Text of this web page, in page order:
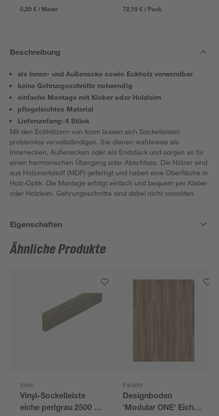
5,20 € / Meter
72,19 € / Pack
Beschreibung
als Innen- und Außenecke sowie Eckholz verwendbar
keine Gehrungsschnitte notwendig
einfache Montage mit Kleber oder Holzleim
pflegeleichtes Material
Lieferumfang: 4 Stück
Mit den Eckhölzern von toom lassen sich Sockelleisten
problemlos vervollständigen. Sie dienen wahlweise als
Innenecken, Außenecken oder als Endstück und sorgen so für
einen harmonischen Übergang oder Abschluss. Die Hölzer sind
aus Holzwerkstoff (MDF) gefertigt und haben eine Oberfläche in
Holz-Optik. Die Montage erfolgt einfach und bequem per Kleber
oder Holzleim. Gehrungsschnitte sind dabei nicht vonnöten.
Eigenschaften
Ähnliche Produkte
toom
Vinyl-Sockelleiste
eiche perlgrau 2500 x
Parador
Designboden
'Modular ONE' Eiche